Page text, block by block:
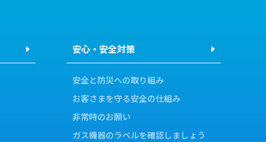
安心・安全対策
安全と防災への取り組み
お客さまを守る安全の仕組み
非常時のお願い
ガス機器のラベルを確認しましょう